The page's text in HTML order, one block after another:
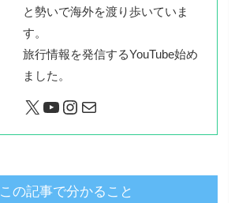
と勢いで海外を渡り歩いていま
す。
旅行情報を発信するYouTube始め
ました。
X YouTube
Instagram
メール
この記事で分かること